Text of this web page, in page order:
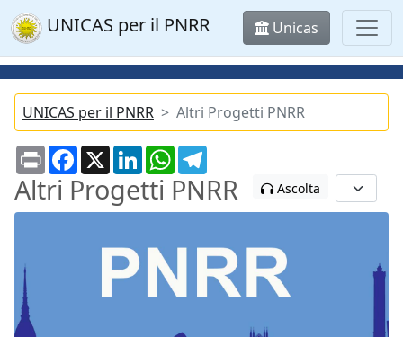
UNICAS per il PNRR Unicas
UNICAS per il PNRR Altri Progetti PNRR
PrintFacebook
X LinkedInWhatsApp
Altri Progetti PNRR Ascolta